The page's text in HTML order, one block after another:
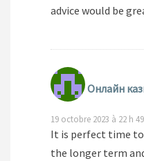
advice would be
Онлайн
19 octobre 2023 à 22 h
It is perfect time
the longer term